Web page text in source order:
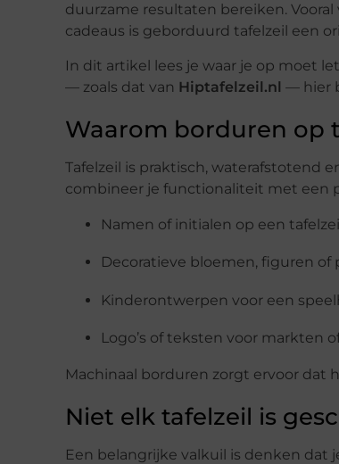
duurzame resultaten bereiken.
cadeaus is geborduurd tafelzeil een
In dit artikel lees je waar je op moet
— zoals dat van Hiptafelzeil.nl — hier
Waarom borduren op
Tafelzeil is praktisch, waterafstotend
combineer je functionaliteit met een
Namen of initialen op een
Decoratieve bloemen, figuren of
Kinderontwerpen voor een
Logo’s of teksten voor markten
Machinaal borduren zorgt ervoor dat
Niet elk tafelzeil is
Een belangrijke valkuil is denken dat